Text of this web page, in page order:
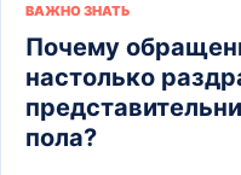
ВАЖНО ЗНАТЬ
Почему
настолько
пола?